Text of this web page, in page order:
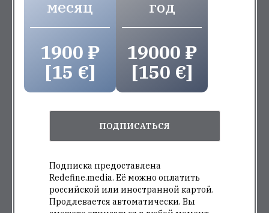
месяц
1900 ₽
[15 €]
год
19000 ₽
[150 €]
ПОДПИСАТЬСЯ
Подписка предоставлена
Redefine.media. Её можно оплатить
российской или иностранной картой.
Продлевается автоматически. Вы